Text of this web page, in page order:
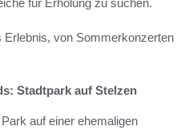
für Erholung zu suchen.
Erlebnis, von Sommerkonzerten
Stadtpark auf Stelzen
auf einer ehemaligen